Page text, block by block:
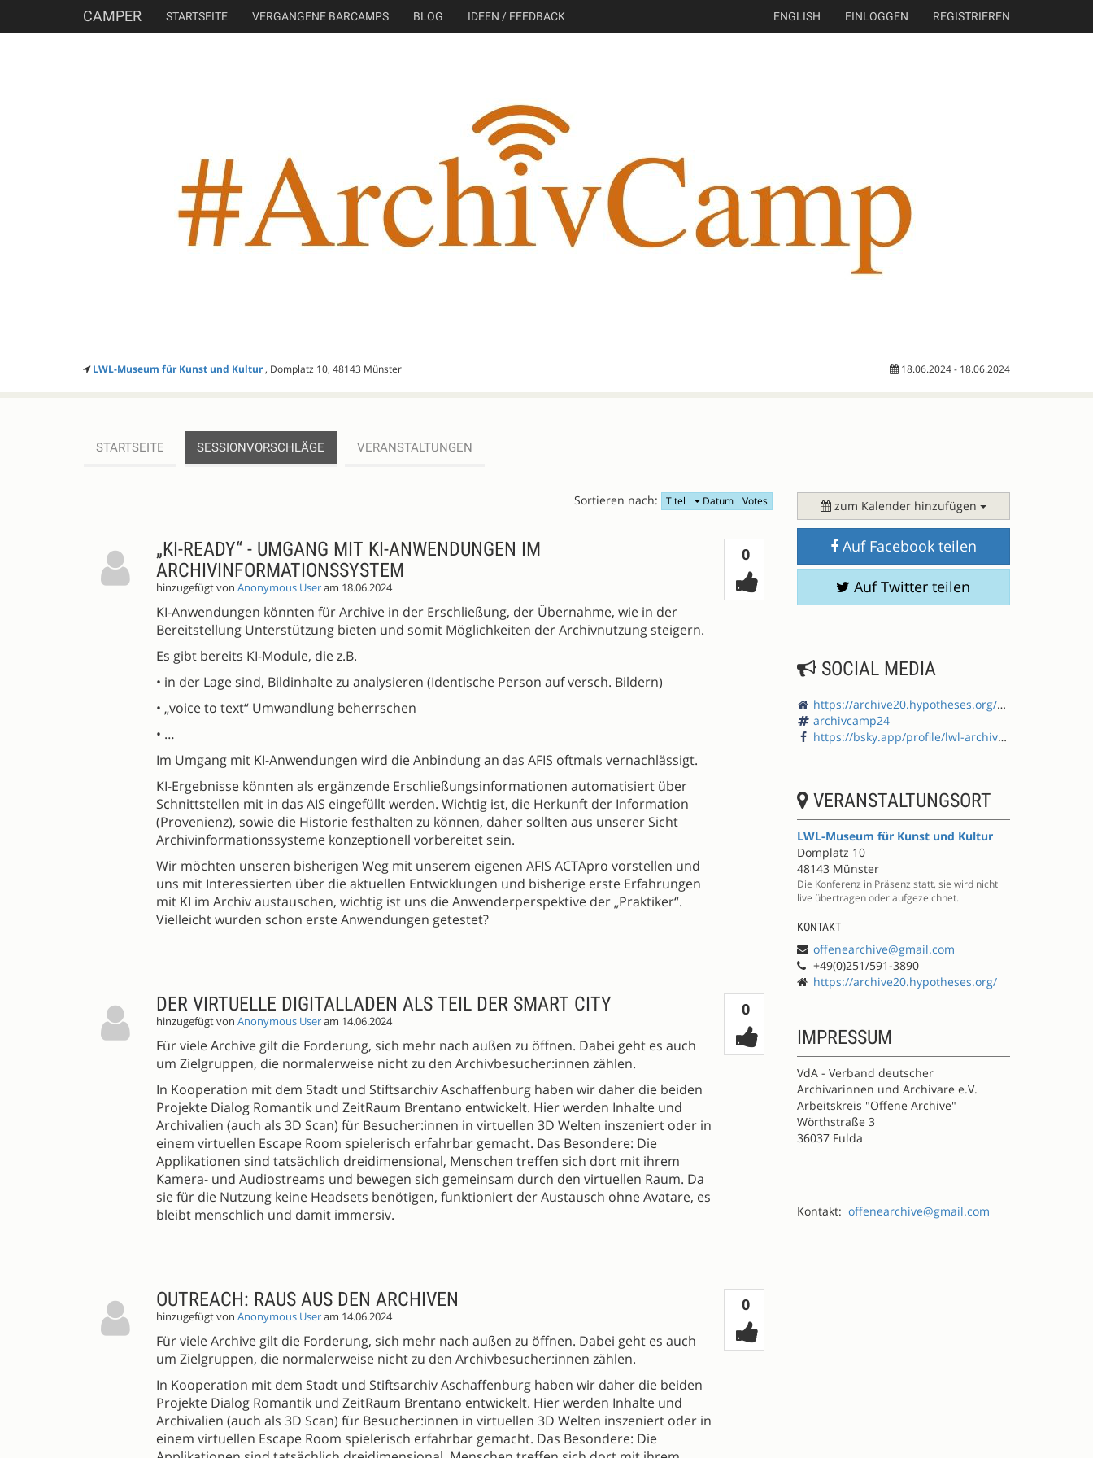
CAMPER STARTSEITE VERGANGENE BARCAMPS BLOG IDEEN / FEEDBACK ENGLISH EINLOGGEN REGISTRIEREN
LWL-Museum für Kunst und Kultur, Domplatz 10, 48143 Münster 18.06.2024 - 18.06.2024
STARTSEITE SESSIONVORSCHLÄGE VERANSTALTUNGEN
Sortieren nach: Titel Datum Votes
0Votes
„KI-READY“ - UMGANG MIT KI-ANWENDUNGEN IM
ARCHIVINFORMATIONSSYSTEM
hinzugefügt von Anonymous Useram 18.06.2024
KI-Anwendungen könnten für Archive in der Erschließung, der Übernahme, wie in der
Bereitstellung Unterstützung bieten und somit Möglichkeiten der Archivnutzung steigern.
Es gibt bereits KI-Module, die z.B.
• in der Lage sind, Bildinhalte zu analysieren (Identische Person auf versch. Bildern)
• „voice to text“ Umwandlung beherrschen
• …
Im Umgang mit KI-Anwendungen wird die Anbindung an das AFIS oftmals vernachlässigt.
KI-Ergebnisse könnten als ergänzende Erschließungsinformationen automatisiert über
Schnittstellen mit in das AIS eingefüllt werden. Wichtig ist, die Herkunft der Information
(Provenienz), sowie die Historie festhalten zu können, daher sollten aus unserer Sicht
Archivinformationssysteme konzeptionell vorbereitet sein.
Wir möchten unseren bisherigen Weg mit unserem eigenen AFIS ACTApro vorstellen und
uns mit Interessierten über die aktuellen Entwicklungen und bisherige erste Erfahrungen
mit KI im Archiv austauschen, wichtig ist uns die Anwenderperspektive der „Praktiker“.
Vielleicht wurden schon erste Anwendungen getestet?
0Votes
DER VIRTUELLE DIGITALLADEN ALS TEIL DER SMART CITY
hinzugefügt von Anonymous Useram 14.06.2024
Für viele Archive gilt die Forderung, sich mehr nach außen zu öffnen. Dabei geht es auch
um Zielgruppen, die normalerweise nicht zu den Archivbesucher:innen zählen.
In Kooperation mit dem Stadt und Stiftsarchiv Aschaffenburg haben wir daher die beiden
Projekte Dialog Romantik und ZeitRaum Brentano entwickelt. Hier werden Inhalte und
Archivalien (auch als 3D Scan) für Besucher:innen in virtuellen 3D Welten inszeniert oder in
einem virtuellen Escape Room spielerisch erfahrbar gemacht. Das Besondere: Die
Applikationen sind tatsächlich dreidimensional, Menschen treffen sich dort mit ihrem
Kamera- und Audiostreams und bewegen sich gemeinsam durch den virtuellen Raum. Da
sie für die Nutzung keine Headsets benötigen, funktioniert der Austausch ohne Avatare, es
bleibt menschlich und damit immersiv.
0Votes
OUTREACH: RAUS AUS DEN ARCHIVEN
hinzugefügt von Anonymous Useram 14.06.2024
Für viele Archive gilt die Forderung, sich mehr nach außen zu öffnen. Dabei geht es auch
um Zielgruppen, die normalerweise nicht zu den Archivbesucher:innen zählen.
In Kooperation mit dem Stadt und Stiftsarchiv Aschaffenburg haben wir daher die beiden
Projekte Dialog Romantik und ZeitRaum Brentano entwickelt. Hier werden Inhalte und
Archivalien (auch als 3D Scan) für Besucher:innen in virtuellen 3D Welten inszeniert oder in
einem virtuellen Escape Room spielerisch erfahrbar gemacht. Das Besondere: Die
zum Kalender hinzufügen
Auf Facebook teilen
Auf Twitter teilen
SOCIAL MEDIA
https://archive20.hypotheses.org/category/veranstaltungen/konferenzen-archivcamp
archivcamp24
https://bsky.app/profile/lwl-archivamt.de
VERANSTALTUNGSORT
LWL-Museum für Kunst und Kultur
Domplatz 10
48143 Münster
Die Konferenz in Präsenz statt, sie wird nicht
live übertragen oder aufgezeichnet.
KONTAKT
offenearchive@gmail.com
+49(0)251/591-3890
https://archive20.hypotheses.org/
IMPRESSUM
VdA - Verband deutscher
Archivarinnen und Archivare e.V.
Arbeitskreis "Offene Archive"
Wörthstraße 3
36037 Fulda
Kontakt: offenearchive@gmail.com